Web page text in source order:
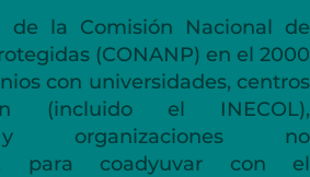
de la Comisión Nacional de
(CONANP) en el 2000
con universidades, centros
(incluido el INECOL),
y organizaciones no
para coadyuvar con el